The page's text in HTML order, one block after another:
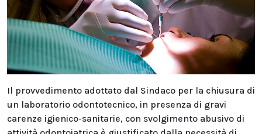
Il provvedimento adottato dal Sindaco per la chiusura di
un laboratorio odontotecnico, in presenza di gravi
carenze igienico-sanitarie, con svolgimento abusivo di